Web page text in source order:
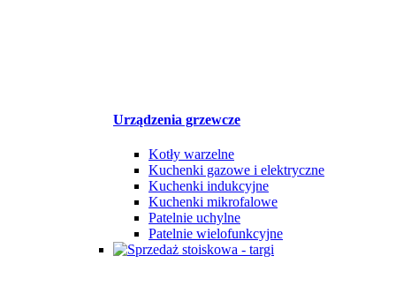
Urządzenia grzewcze
Kotły warzelne
Kuchenki gazowe i elektryczne
Kuchenki indukcyjne
Kuchenki mikrofalowe
Patelnie uchylne
Patelnie wielofunkcyjne